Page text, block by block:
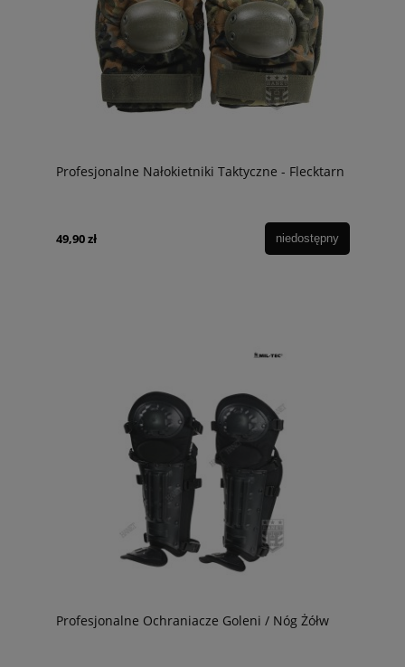
Profesjonalne Nałokietniki Taktyczne - Flecktarn
49,90 zł niedostępny
Profesjonalne Ochraniacze Goleni / Nóg Żółw